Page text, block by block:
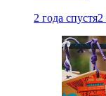
2 года спустя2